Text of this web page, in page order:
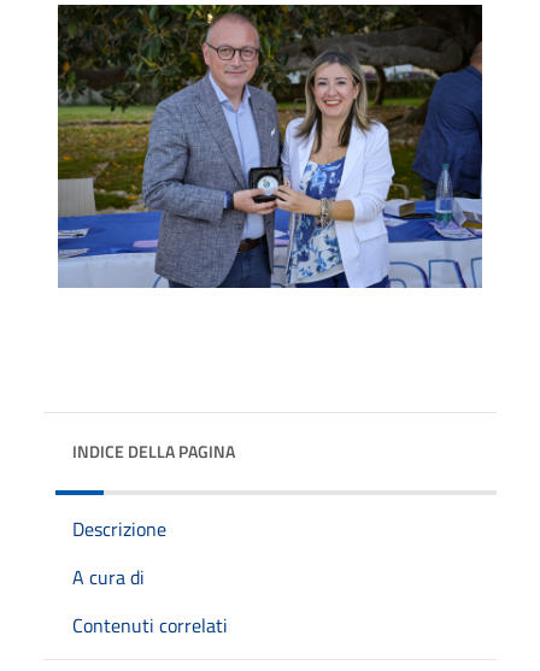
INDICE DELLA PAGINA
Descrizione
A cura di
Contenuti correlati